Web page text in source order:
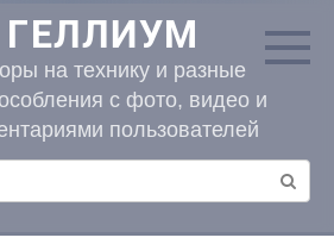
ГЕЛЛИУМ
на технику и разные
с фото, видео и
пользователей